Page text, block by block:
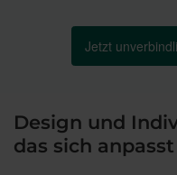
Jetzt
Design und
das sich anpasst